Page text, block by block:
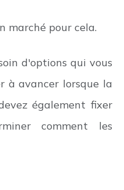
marché pour cela.
d'options qui vous
à avancer lorsque la
également fixer
comment les